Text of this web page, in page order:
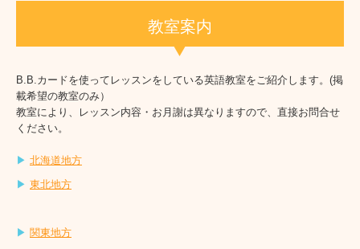
お知らせ
セルムの教材
教材紹介
著書
教材お申込み
お詫びと訂正
教室案内
B.B.カードを使ってレッスンをしている英語教室をご紹介します。(掲
載希望の教室のみ）
教室により、レッスン内容・お月謝は異なりますので、直接お問合せ
ください。
▶ 北海道地方
▶ 東北地方
▶ 関東地方